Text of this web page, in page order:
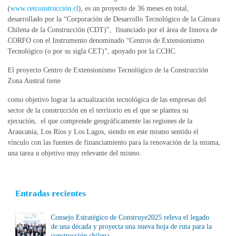
(www.cetconstrucción.cl), es un proyecto de 36 meses en total,
desarrollado por la “Corporación de Desarrollo Tecnológico de la Cámara
Chilena de la Construcción (CDT)”, financiado por el área de Innova de
CORFO con el Instrumento denominado “Centros de Extensionismo
Tecnológico (o por su sigla CET)”, apoyado por la CCHC.
El proyecto Centro de Extensionismo Tecnológico de la Construcción
Zona Austral tiene
como objetivo lograr la actualización tecnológica de las empresas del
sector de la construcción en el territorio en el que se plantea su
ejecución, el que comprende geográficamente las regiones de la
Araucanía, Los Ríos y Los Lagos, siendo en este mismo sentido el
vínculo con las fuentes de financiamiento para la renovación de la misma,
una tarea u objetivo muy relevante del mismo.
Entradas recientes
Consejo Estratégico de Construye2025 releva el legado
de una década y proyecta una nueva hoja de ruta para la